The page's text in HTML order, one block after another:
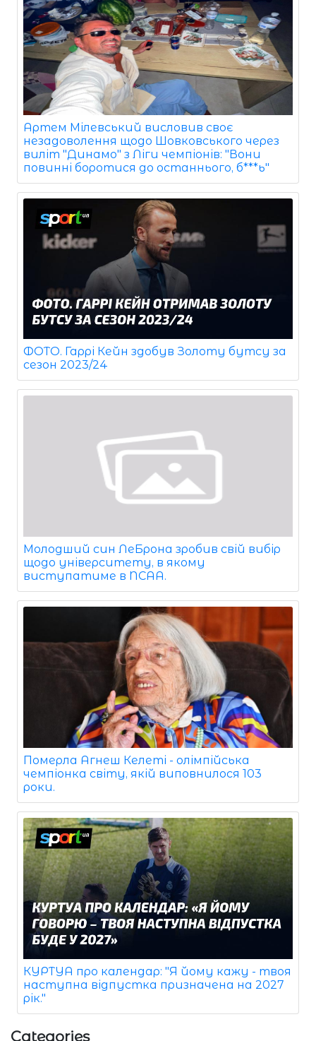
Артем Мілевський висловив своє
незадоволення щодо Шовковського через
виліт "Динамо" з Ліги чемпіонів: "Вони
повинні боротися до останнього, б***ь"
ФОТО. Гаррі Кейн здобув Золоту бутсу за
сезон 2023/24
Молодший син ЛеБрона зробив свій вибір
щодо університету, в якому
виступатиме в NCAA.
Померла Агнеш Келеті - олімпійська
чемпіонка світу, якій виповнилося 103
роки.
КУРТУА про календар: "Я йому кажу - твоя
наступна відпустка призначена на 2027
рік."
Categories